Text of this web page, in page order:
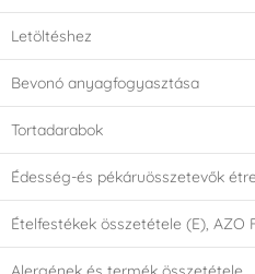
Letöltéshez
Bevonó anyagfogyasztása
Tortadarabok
Édesség-és pékáruösszetevők
Ételfestékek összetétele (E), AZO